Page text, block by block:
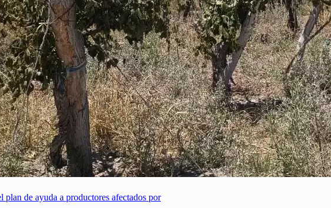
plan de ayuda a productores afectados por